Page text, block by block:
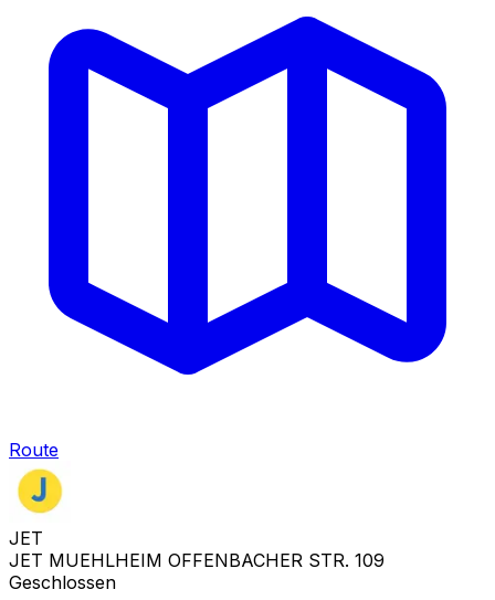
Route
JET
JET MUEHLHEIM OFFENBACHER STR. 109
Geschlossen